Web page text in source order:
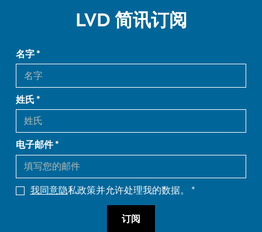
LVD 简讯订阅
名字
姓氏
电子邮件
我同意隐私政策并允许处理我的数据。
订阅